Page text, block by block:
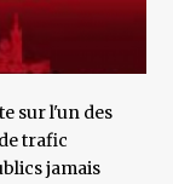
sur l'un des
trafic
jamais